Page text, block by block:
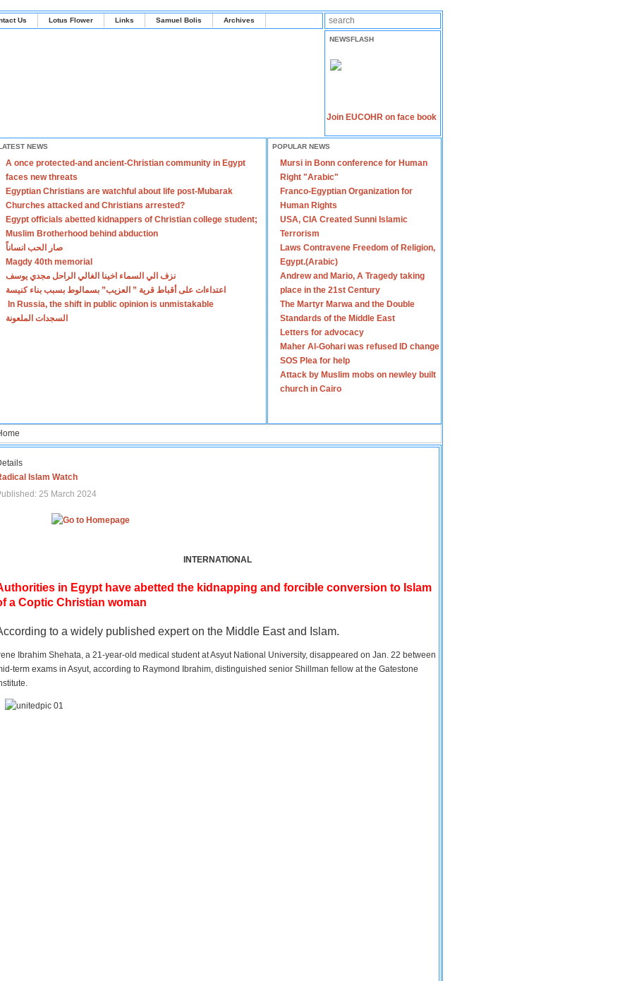
Us Lotus Flower Links Samuel Bolis Archives
NEWSFLASH
Join EUCOHR on face book
NEWS
A once protected-and ancient-Christian community in Egypt
faces new threats
Egyptian Christians are watchful about life post-Mubarak
Churches attacked and Christians arrested?
Egypt officials abetted kidnappers of Christian college student;
Muslim Brotherhood behind abduction
صار الحب انساناً
Magdy 40th memorial
نزف الي السماء اخينا الغالي الراحل مجدي يوسف
اعتداءات على أقباط قرية ” العزيب” بسمالوط بسبب بناء كنيسة
In Russia, the shift in public opinion is unmistakable
السجدات الملعونة
POPULAR NEWS
Mursi in Bonn conference for Human
Right "Arabic"
Franco-Egyptian Organization for
Human Rights
USA, CIA Created Sunni Islamic
Terrorism
Laws Contravene Freedom of Religion,
Egypt.(Arabic)
Andrew and Mario, A Tragedy taking
place in the 21st Century
The Martyr Marwa and the Double
Standards of the Middle East
Letters for advocacy
Maher Al-Gohari was refused ID change
SOS Plea for help
Attack by Muslim mobs on newley built
church in Cairo
Islam Watch
25 March 2024
INTERNATIONAL
in Egypt have abetted the kidnapping and forcible conversion to Islam
a Coptic Christian woman
to a widely published expert on the Middle East and Islam.
Ibrahim Shehata, a 21-year-old medical student at Asyut National University, disappeared on Jan. 22 between
term exams in Asyut, according to Raymond Ibrahim, distinguished senior Shillman fellow at the Gatestone